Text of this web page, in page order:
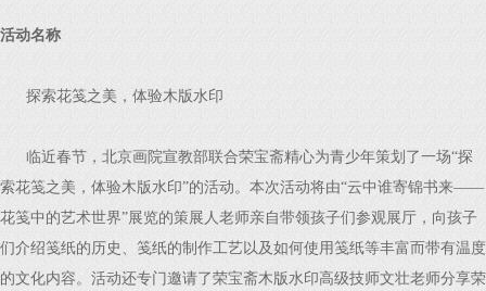
活动名称
探索花笺之美，体验木版水印
临近春节，北京画院宣教部联合荣宝斋精心为青少年策划了一场“探
索花笺之美，体验木版水印”的活动。本次活动将由“云中谁寄锦书来——
花笺中的艺术世界”展览的策展人老师亲自带领孩子们参观展厅，向孩子
们介绍笺纸的历史、笺纸的制作工艺以及如何使用笺纸等丰富而带有温度
的文化内容。活动还专门邀请了荣宝斋木版水印高级技师文壮老师分享荣